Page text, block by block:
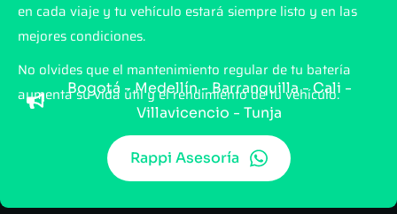
en cada viaje y tu vehículo estará siempre listo y en las
mejores condiciones.
No olvides que el mantenimiento regular de tu batería
aumenta su vida útil y el rendimiento de tu vehículo.
Rappi Asesoría
Bogotá - Medellín - Barranquilla - Cali -
Villavicencio - Tunja